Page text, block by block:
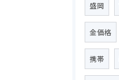
盛岡
金価格
携帯